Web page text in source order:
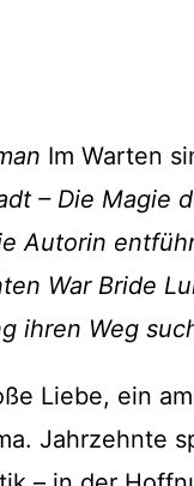
Im Warten
– Die Magie
Autorin
War Bride
ihren Weg
Liebe, ein
Jahrzehnte